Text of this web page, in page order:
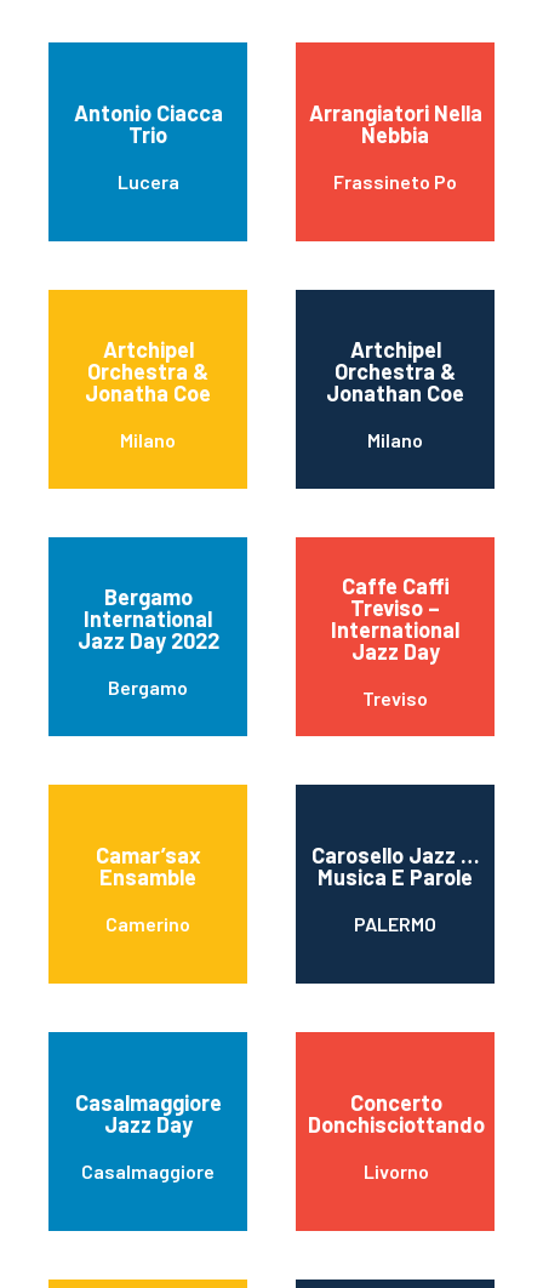
Antonio Ciacca
Trio
Lucera
Arrangiatori Nella
Nebbia
Frassineto Po
Artchipel
Orchestra &
Jonatha Coe
Milano
Artchipel
Orchestra &
Jonathan Coe
Milano
Bergamo
International
Jazz Day 2022
Bergamo
Caffe Caffi
Treviso –
International
Jazz Day
Treviso
Camar’sax
Ensamble
Camerino
Carosello Jazz …
Musica E Parole
PALERMO
Casalmaggiore
Jazz Day
Casalmaggiore
Concerto
Donchisciottando
Livorno